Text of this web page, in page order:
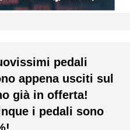
pedali
appena usciti sul
già in offerta!
i pedali sono